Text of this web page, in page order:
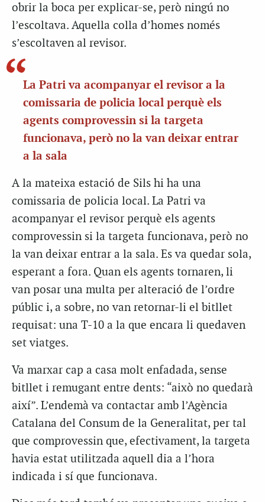
obrir la boca per explicar-se, però ningú no
l’escoltava. Aquella colla d’homes només
s’escoltaven al revisor.
La Patri va acompanyar el revisor a la
comissaria de policia local perquè els
agents comprovessin si la targeta
funcionava, però no la van deixar entrar
a la sala
A la mateixa estació de Sils hi ha una
comissaria de policia local. La Patri va
acompanyar el revisor perquè els agents
comprovessin si la targeta funcionava, però no
la van deixar entrar a la sala. Es va quedar sola,
esperant a fora. Quan els agents tornaren, li
van posar una multa per alteració de l’ordre
públic i, a sobre, no van retornar-li el bitllet
requisat: una T-10 a la que encara li quedaven
set viatges.
Va marxar cap a casa molt enfadada, sense
bitllet i remugant entre dents: “això no quedarà
així”. L’endemà va contactar amb l’Agència
Catalana del Consum de la Generalitat, per tal
que comprovessin que, efectivament, la targeta
havia estat utilitzada aquell dia a l’hora
indicada i sí que funcionava.